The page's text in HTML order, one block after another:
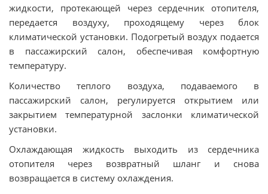
жидкости, протекающей через сердечник отопителя,
передается воздуху, проходящему через блок
климатической установки. Подогретый воздух подается
в пассажирский салон, обеспечивая комфортную
температуру.
Количество теплого воздуха, подаваемого в
пассажирский салон, регулируется открытием или
закрытием температурной заслонки климатической
установки.
Охлаждающая жидкость выходить из сердечника
отопителя через возвратный шланг и снова
возвращается в систему охлаждения.